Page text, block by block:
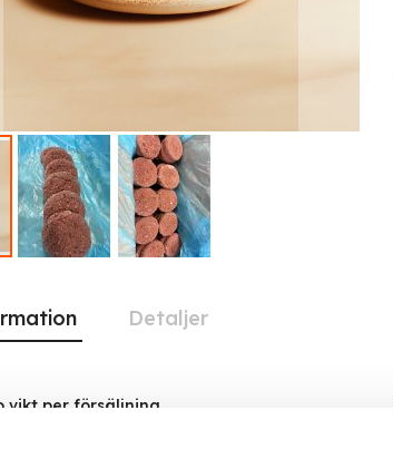
vikt per försäljning
Detaljer